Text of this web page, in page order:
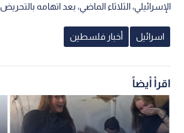
الإسرائيلي، الثلاثاء الماضي، بعد اتهامه بالتحريض.
اسرائيل أخبار فلسطين
اقرأ أيضاً